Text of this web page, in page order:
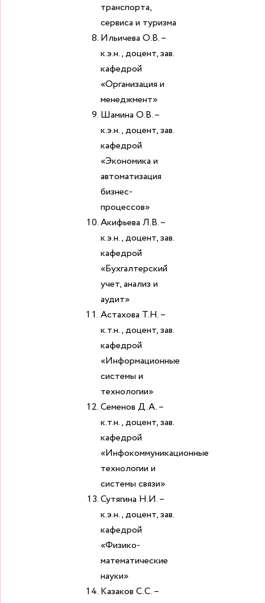
транспорта,
сервиса и туризма
Ильичева О.В. –
к.э.н., доцент, зав.
кафедрой
«Организация и
менеджмент»
Шамина О.В. –
к.э.н., доцент, зав.
кафедрой
«Экономика и
автоматизация
бизнес-
процессов»
Акифьева Л.В. –
к.э.н., доцент, зав.
кафедрой
«Бухгалтерский
учет, анализ и
аудит»
Астахова Т.Н. –
к.т.н., доцент, зав.
кафедрой
«Информационные
системы и
технологии»
Семенов Д.А. –
к.т.н., доцент, зав.
кафедрой
«Инфокоммуникационные
технологии и
системы связи»
Сутягина Н.И. –
к.э.н., доцент, зав.
кафедрой
«Физико-
математические
науки»
Казаков С.С. –